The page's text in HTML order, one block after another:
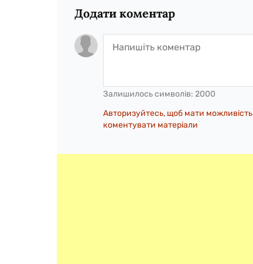
Додати коментар
Залишилось символів: 2000
Авторизуйтесь, щоб мати можливість
коментувати матеріали